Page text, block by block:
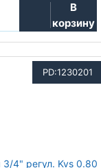
В
корзину
PD:1230201